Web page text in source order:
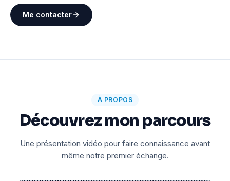
Me contacter
À PROPOS
Découvrez mon parcours
Une présentation vidéo pour faire connaissance avant
même notre premier échange.